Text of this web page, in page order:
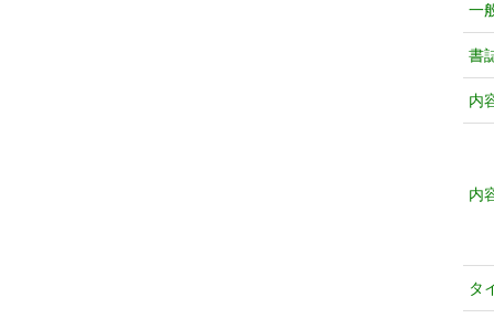
一
書
内
内
タ